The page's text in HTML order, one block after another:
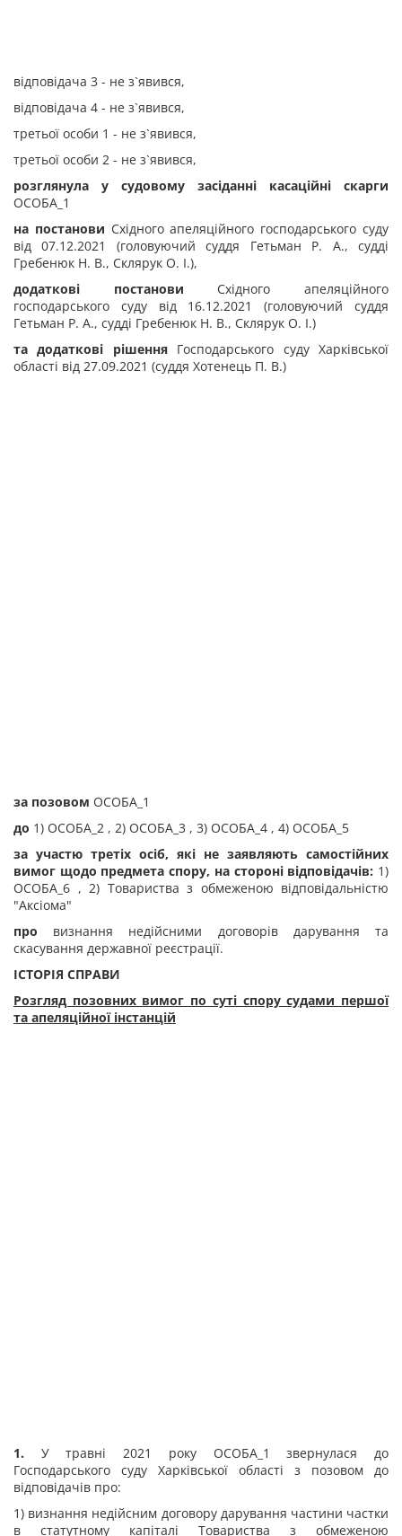
відповідача 3 - не з`явився,
відповідача 4 - не з`явився,
третьої особи 1 - не з`явився,
третьої особи 2 - не з`явився,
розглянула у судовому засіданні касаційні скарги
ОСОБА_1
на постанови Східного апеляційного господарського суду
від 07.12.2021 (головуючий суддя Гетьман Р. А., судді
Гребенюк Н. В., Склярук О. І.),
додаткові постанови Східного апеляційного
господарського суду від 16.12.2021 (головуючий суддя
Гетьман Р. А., судді Гребенюк Н. В., Склярук О. І.)
та додаткові рішення Господарського суду Харківської
області від 27.09.2021 (суддя Хотенець П. В.)
за позовом ОСОБА_1
до 1) ОСОБА_2 , 2) ОСОБА_3 , 3) ОСОБА_4 , 4) ОСОБА_5
за участю третіх осіб, які не заявляють самостійних
вимог щодо предмета спору, на стороні відповідачів: 1)
ОСОБА_6 , 2) Товариства з обмеженою відповідальністю
"Аксіома"
про визнання недійсними договорів дарування та
скасування державної реєстрації.
ІСТОРІЯ СПРАВИ
Розгляд позовних вимог по суті спору судами першої
та апеляційної інстанцій
1. У травні 2021 року ОСОБА_1 звернулася до
Господарського суду Харківської області з позовом до
відповідачів про:
1) визнання недійсним договору дарування частини частки
в статутному капіталі Товариства з обмеженою